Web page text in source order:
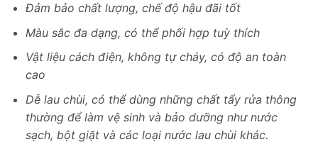
Đảm bảo chất lượng, chế độ hậu đãi tốt
Màu sắc đa dạng, có thể phối hợp tuỳ thích
Vật liệu cách điện, không tự cháy, có độ an toàn
cao
Dễ lau chùi, có thể dùng những chất tẩy rửa thông
thường để làm vệ sinh và bảo dưỡng như nước
sạch, bột giặt và các loại nước lau chùi khác.